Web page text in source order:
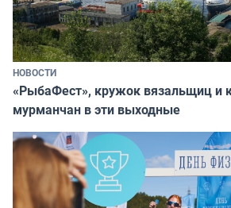
НОВОСТИ
«РыбаФест», кружок вязальщиц и
мурманчан в эти выходные